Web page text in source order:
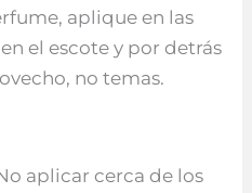
aplique en las
el escote y por detrás
no temas.
aplicar cerca de los